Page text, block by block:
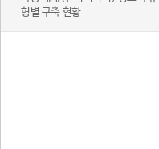
형별 구축 현황